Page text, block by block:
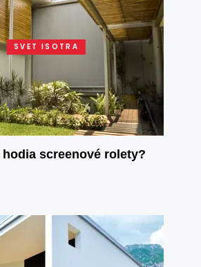
SVET ISOTRA
hodia screenové rolety?